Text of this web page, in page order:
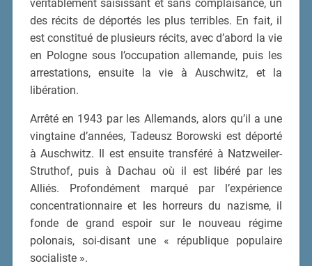
véritablement saisissant et sans complaisance, un
des récits de déportés les plus terribles. En fait, il
est constitué de plusieurs récits, avec d’abord la vie
en Pologne sous l’occupation allemande, puis les
arrestations, ensuite la vie à Auschwitz, et la
libération.
Arrêté en 1943 par les Allemands, alors qu’il a une
vingtaine d’années, Tadeusz Borowski est déporté
à Auschwitz. Il est ensuite transféré à Natzweiler-
Struthof, puis à Dachau où il est libéré par les
Alliés. Profondément marqué par l’expérience
concentrationnaire et les horreurs du nazisme, il
fonde de grand espoir sur le nouveau régime
polonais, soi-disant une « république populaire
socialiste ».